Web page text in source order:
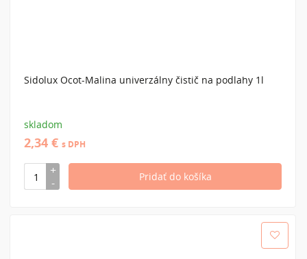
Sidolux Ocot-Malina univerzálny čistič na podlahy 1l
skladom
2,34 € s DPH